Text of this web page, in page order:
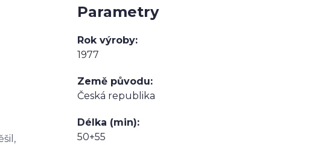
Parametry
Rok výroby
1977
Země původu
Česká republika
Délka (min)
50+55